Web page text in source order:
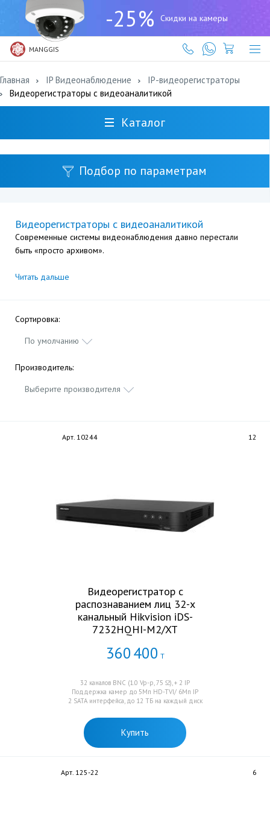
-25% Скидки на камеры
MANGGIS
(727)
317-
61-
61
Главная IP Видеонаблюдение
IP-видеорегистраторы
Видеорегистраторы с видеоаналитикой
Каталог
Подбор по параметрам
Видеорегистраторы с видеоаналитикой
Современные системы видеонаблюдения давно перестали
быть «просто архивом».
Читать дальше
Сортировка:
По умолчанию
Производитель:
Выберите производителя
Арт. 10244 12
Видеорегистратор с
распознаванием лиц 32-х
канальный Hikvision iDS-
7232HQHI-M2/XT
360400 Т
32 каналов BNC (1.0 Vp-p, 75 Ω), + 2 IP
Поддержка камер до 5Мп HD-TVI/ 6Мп IP
2 SATA интерфейса, до 12 ТБ на каждый диск
Купить
Арт. 125-22 6